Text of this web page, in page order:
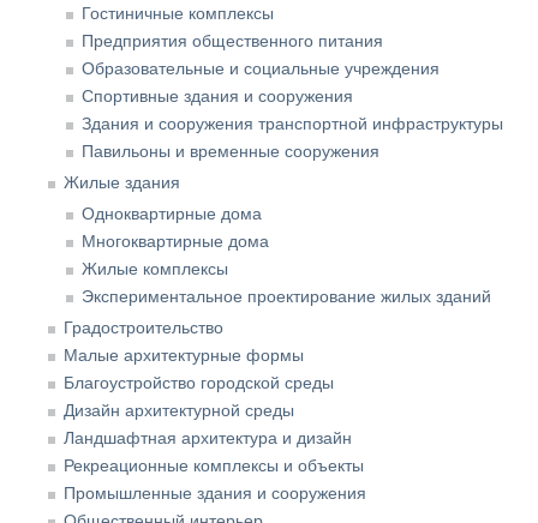
Гостиничные комплексы
Предприятия общественного питания
Образовательные и социальные учреждения
Спортивные здания и сооружения
Здания и сооружения транспортной инфраструктуры
Павильоны и временные сооружения
Жилые здания
Одноквартирные дома
Многоквартирные дома
Жилые комплексы
Экспериментальное проектирование жилых зданий
Градостроительство
Малые архитектурные формы
Благоустройство городской среды
Дизайн архитектурной среды
Ландшафтная архитектура и дизайн
Рекреационные комплексы и объекты
Промышленные здания и сооружения